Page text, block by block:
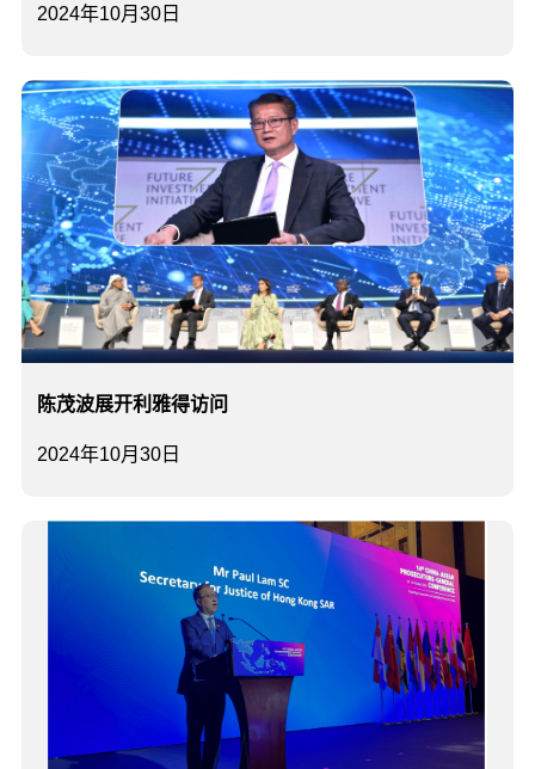
2024年10月30日
2024年10月30日
陈茂波展开利雅得访问